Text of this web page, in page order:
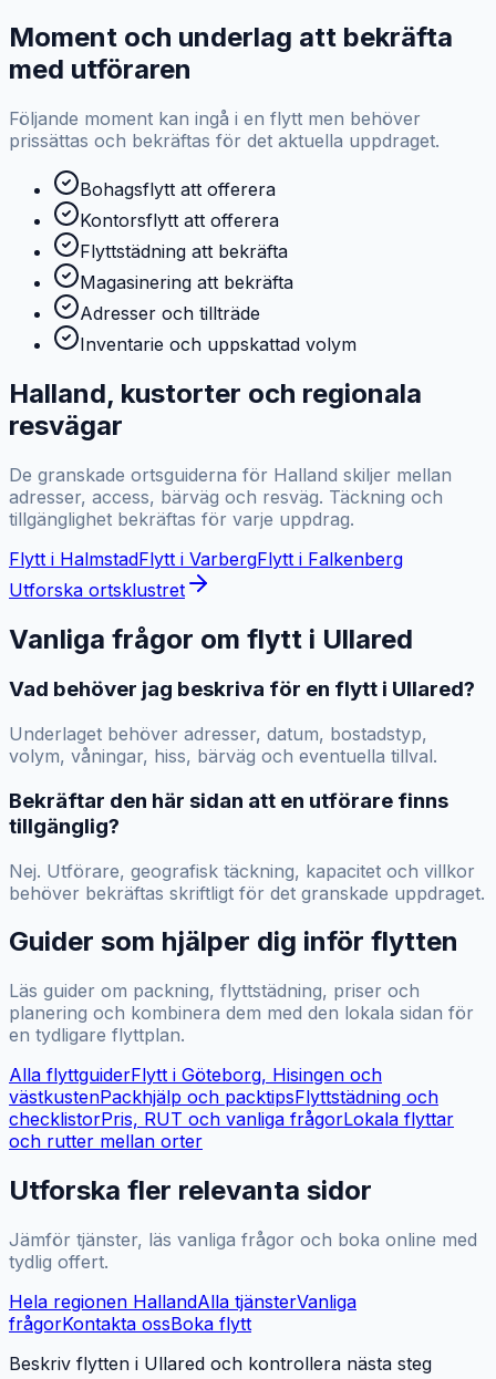
Moment och underlag att bekräfta
med utföraren
Följande moment kan ingå i en flytt men behöver
prissättas och bekräftas för det aktuella uppdraget.
Bohagsflytt att offerera
Kontorsflytt att offerera
Flyttstädning att bekräfta
Magasinering att bekräfta
Adresser och tillträde
Inventarie och uppskattad volym
Halland, kustorter och regionala
resvägar
De granskade ortsguiderna för Halland skiljer mellan
adresser, access, bärväg och resväg. Täckning och
tillgänglighet bekräftas för varje uppdrag.
Flytt i HalmstadFlytt i VarbergFlytt i Falkenberg
Utforska ortsklustret
Vanliga frågor om flytt i Ullared
Vad behöver jag beskriva för en flytt i Ullared?
Underlaget behöver adresser, datum, bostadstyp,
volym, våningar, hiss, bärväg och eventuella tillval.
Bekräftar den här sidan att en utförare finns
tillgänglig?
Nej. Utförare, geografisk täckning, kapacitet och villkor
behöver bekräftas skriftligt för det granskade uppdraget.
Guider som hjälper dig inför flytten
Läs guider om packning, flyttstädning, priser och
planering och kombinera dem med den lokala sidan för
en tydligare flyttplan.
Alla flyttguiderFlytt i Göteborg, Hisingen och
västkustenPackhjälp och packtipsFlyttstädning och
checklistorPris, RUT och vanliga frågorLokala flyttar
och rutter mellan orter
Utforska fler relevanta sidor
Jämför tjänster, läs vanliga frågor och boka online med
tydlig offert.
Hela regionen HallandAlla tjänsterVanliga
frågorKontakta ossBoka flytt
Beskriv flytten i Ullared och kontrollera nästa steg